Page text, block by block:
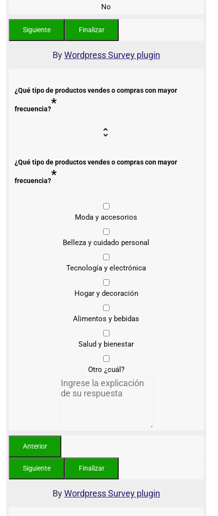
No
ByWordpress Survey plugin
¿Qué tipo de productos vendes o compras con mayor
frecuencia?*
¿Qué tipo de productos vendes o compras con mayor
frecuencia?*
Moda y accesorios
Belleza y cuidado personal
Tecnología y electrónica
Hogar y decoración
Alimentos y bebidas
Salud y bienestar
Otro ¿cuál?
ByWordpress Survey plugin